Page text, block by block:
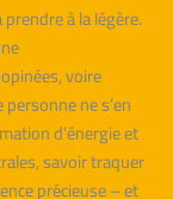
à la légère.
voire
ne s’en
d’énergie et
savoir traquer
précieuse – et